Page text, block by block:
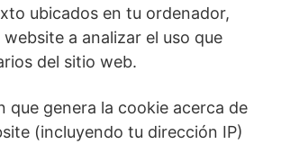
ubicados en tu ordenador,
a analizar el uso que
del sitio web.
que genera la cookie acerca de
(incluyendo tu dirección IP)